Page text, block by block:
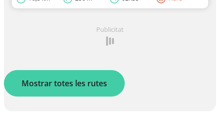
Publicitat
Mostrar totes les rutes